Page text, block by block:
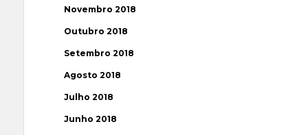
Novembro 2018
Outubro 2018
Setembro 2018
Agosto 2018
Julho 2018
Junho 2018